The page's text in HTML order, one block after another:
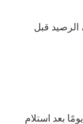
ج: بشكل عام، سيستغرق الأمر من 10 إلى 30 يومًا بعد استلام